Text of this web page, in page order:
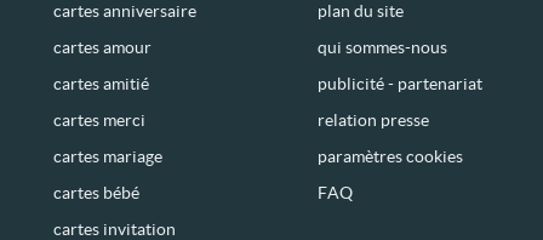
cartes anniversaire
cartes amour
cartes amitié
cartes merci
cartes mariage
cartes bébé
cartes invitation
plan du site
qui sommes-nous
publicité - partenariat
relation presse
paramètres cookies
FAQ